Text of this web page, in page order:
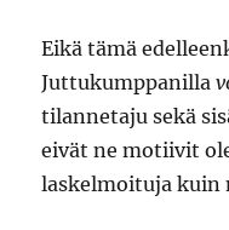
Eikä tämä
Juttukumppanilla
tilannetaju sekä
eivät ne motiivit
laskelmoituja kuin